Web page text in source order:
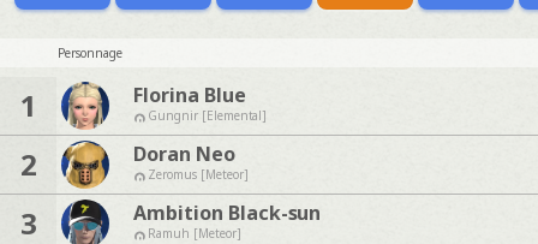
Personnage
1 Florina Blue
Gungnir [Elemental]
2 Doran Neo
Zeromus [Meteor]
3 Ambition Black-sun
Ramuh [Meteor]